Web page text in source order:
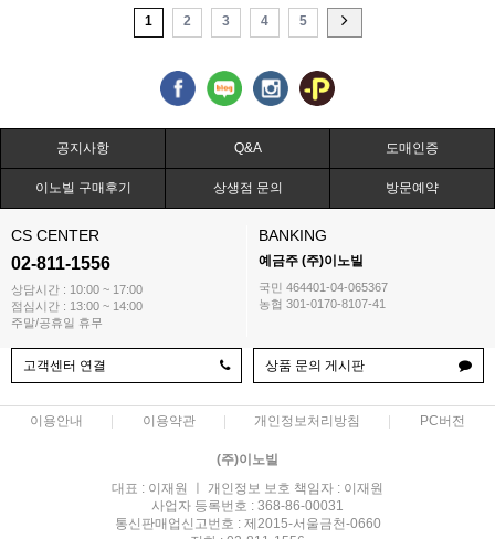
1 2 3 4 5
공지사항 Q&A 도매인증
이노빌 구매후기 상생점 문의 방문예약
CS CENTER
02-811-1556
상담시간 : 10:00 ~ 17:00
점심시간 : 13:00 ~ 14:00
주말/공휴일 휴무
BANKING
예금주 (주)이노빌
국민 464401-04-065367
농협 301-0170-8107-41
고객센터 연결 상품 문의 게시판
이용안내 이용약관 개인정보처리방침 PC버전
(주)이노빌
대표 : 이재원 ㅣ 개인정보 보호 책임자 : 이재원
사업자 등록번호 : 368-86-00031
통신판매업신고번호 : 제2015-서울금천-0660